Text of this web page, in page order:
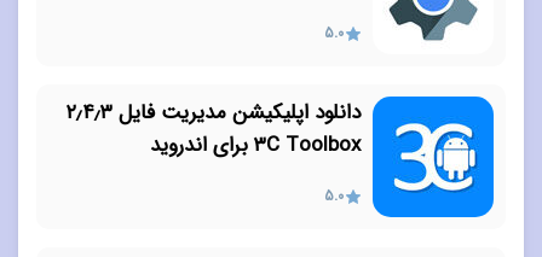
5.0
دانلود اپلیکیشن مدیریت فایل ۲٫۴٫۳
۳C Toolbox برای اندروید
5.0